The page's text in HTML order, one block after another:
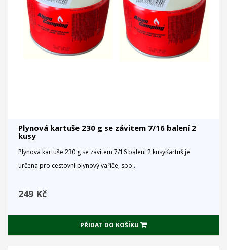
Plynová kartuše 230 g se závitem 7/16 balení 2
kusy
Plynová kartuše 230 g se závitem 7/16 balení 2 kusyKartuš je
určena pro cestovní plynový vařiče, spo..
249 Kč
PŘIDAT DO KOŠÍKU